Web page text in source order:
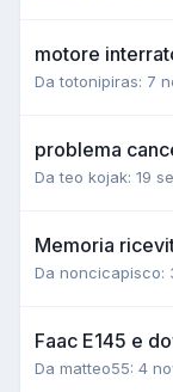
motore
Da totonipiras: 7
problema
Da teo kojak: 19
Memoria
Da noncicapisco:
Faac E145 e
Da matteo55: 4